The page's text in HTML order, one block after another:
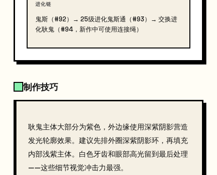
进化链
鬼斯（#92）→ 25级进化鬼斯通（#93）→ 交换进
化耿鬼（#94，新作中可使用连接绳）
制作技巧
耿鬼主体大部分为紫色，外边缘使用深紫阴影营造
发光轮廓效果。建议先排外圈深紫阴影环，再填充
内部浅紫主体。白色牙齿和眼部高光留到最后处理
——这些细节视觉冲击力最强。